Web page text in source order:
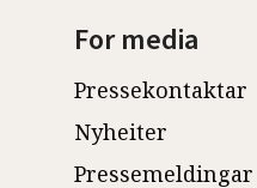
For media
Pressekontaktar
Nyheiter
Pressemeldingar